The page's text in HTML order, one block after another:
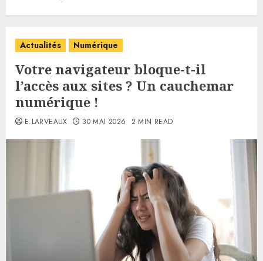
Actualités Numérique
Votre navigateur bloque-t-il
l’accès aux sites ? Un cauchemar
numérique !
E.LARVEAUX 30 MAI 2026 2 MIN READ